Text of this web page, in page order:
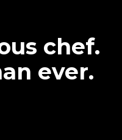
chef.
ever.